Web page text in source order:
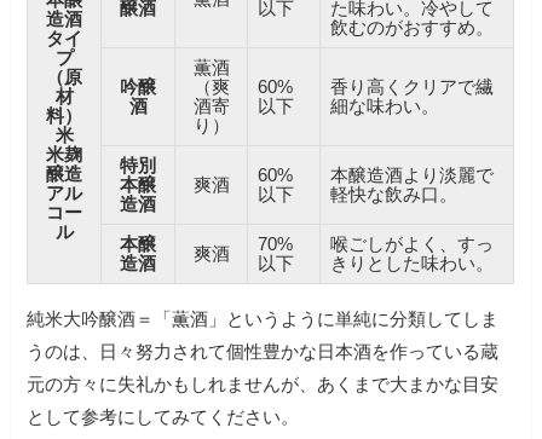
造酒
タイ
プ
（原
材
料）
米
米麹
醸造
アル
コー
ル
醸酒 以下
た味わい。冷やして
飲むのがおすすめ。
吟醸
酒
薫酒
（爽
酒寄
り）
60%
以下
香り高くクリアで繊
細な味わい。
特別
本醸
造酒
爽酒
60%
以下
本醸造酒より淡麗で
軽快な飲み口。
本醸
造酒
爽酒
70%
以下
喉ごしがよく、すっ
きりとした味わい。
純米大吟醸酒＝「薫酒」というように単純に分類してしま
うのは、日々努力されて個性豊かな日本酒を作っている蔵
元の方々に失礼かもしれませんが、あくまで大まかな目安
として参考にしてみてください。